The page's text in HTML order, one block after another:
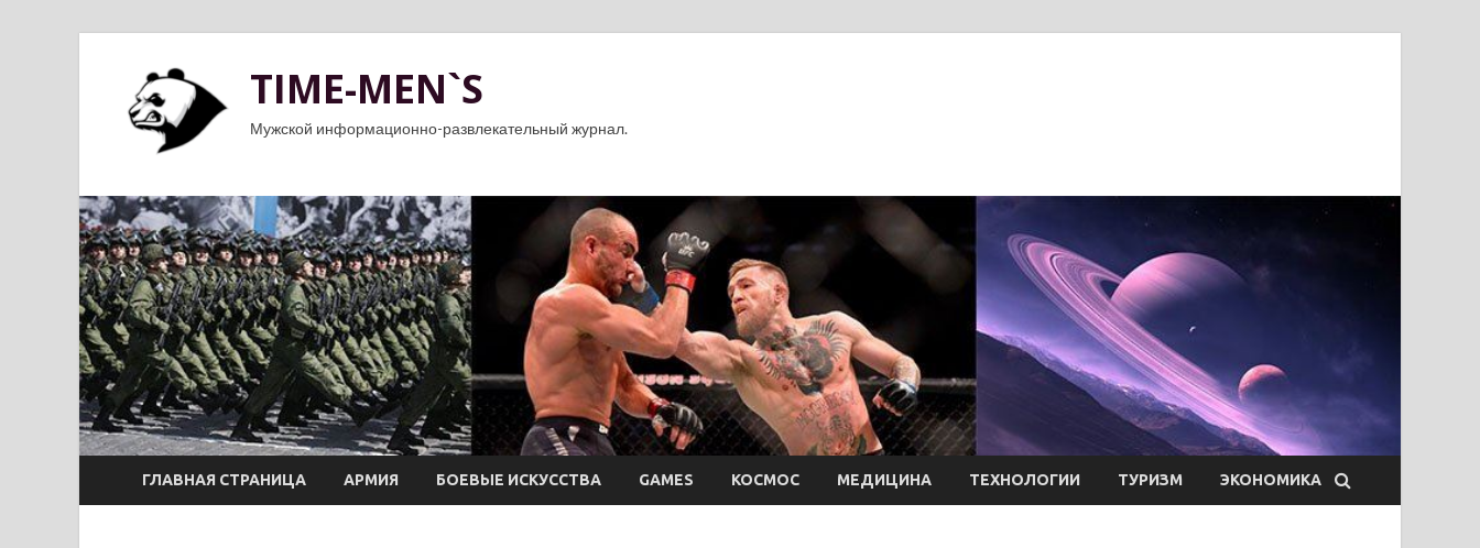
TIME-MEN`S
Мужской информационно-развлекательный журнал.
ГЛАВНАЯ СТРАНИЦА АРМИЯ БОЕВЫЕ ИСКУССТВА GAMES КОСМОС МЕДИЦИНА ТЕХНОЛОГИИ ТУРИЗМ ЭКОНОМИКА